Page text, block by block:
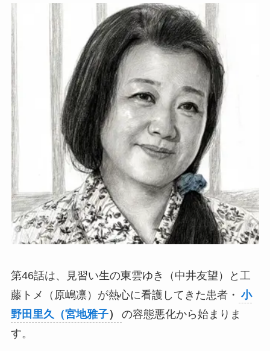
第46話は、見習い生の東雲ゆき（中井友望）と工
藤トメ（原嶋凛）が熱心に看護してきた患者・ 小
野田里久（宮地雅子）
の容態悪化から始まりま
す。